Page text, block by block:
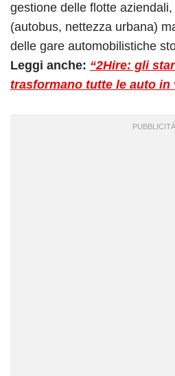
gestione delle flotte
(autobus, nettezza urbana)
delle gare automobilistiche
Leggi anche: “2Hire: gli
trasformano tutte le auto in